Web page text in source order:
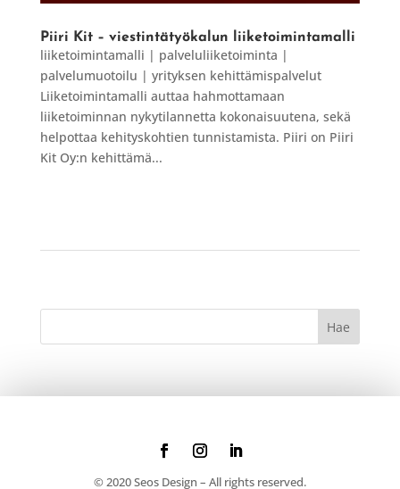
Piiri Kit – viestintätyökalun liiketoimintamalli
liiketoimintamalli | palveluliiketoiminta |
palvelumuotoilu | yrityksen kehittämispalvelut
Liiketoimintamalli auttaa hahmottamaan
liiketoiminnan nykytilannetta kokonaisuutena, sekä
helpottaa kehityskohtien tunnistamista. Piiri on Piiri
Kit Oy:n kehittämä...
© 2020 Seos Design – All rights reserved.